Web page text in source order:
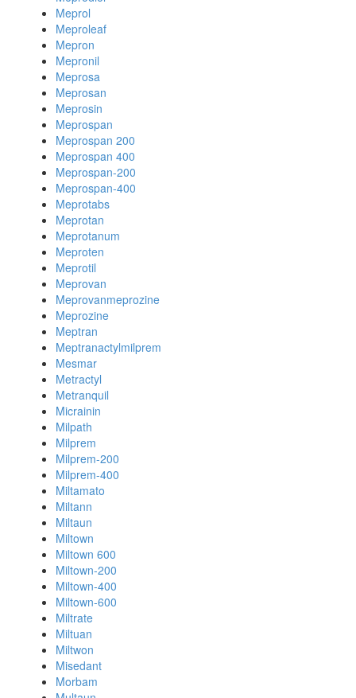
Meprol
Meproleaf
Mepron
Mepronil
Meprosa
Meprosan
Meprosin
Meprospan
Meprospan 200
Meprospan 400
Meprospan-200
Meprospan-400
Meprotabs
Meprotan
Meprotanum
Meproten
Meprotil
Meprovan
Meprovanmeprozine
Meprozine
Meptran
Meptranactylmilprem
Mesmar
Metractyl
Metranquil
Micrainin
Milpath
Milprem
Milprem-200
Milprem-400
Miltamato
Miltann
Miltaun
Miltown
Miltown 600
Miltown-200
Miltown-400
Miltown-600
Miltrate
Miltuan
Miltwon
Misedant
Morbam